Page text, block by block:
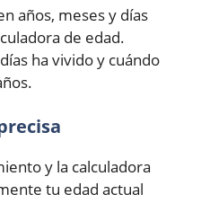
años, meses y días
de edad.
días ha vivido y cuándo
y la calculadora
tu edad actual